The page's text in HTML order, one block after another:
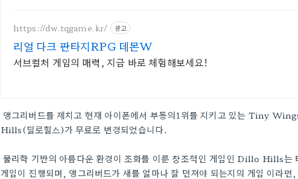
https://dw.tqgame.kr/ 광고
리얼 다크 판타지RPG 데몬W
서브컬처 게임의 매력, 지금 바로 체험해보세요!
앵그리버드를 제치고 현재 아이폰에서 부동의1위를 지키고 있는 Tiny
Hills(딜로힐스)가 무료로 변경되었습니다.
물리학 기반의 아름다운 환경이 조화를 이룬 창조적인 게임인 Dillo Hills는
게임이 진행되며, 앵그리버드가 새를 얼마나 잘 던져야 되는지의 게임 이라면,